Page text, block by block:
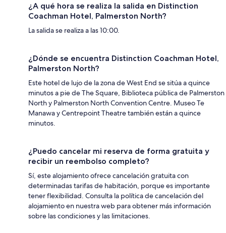
¿A qué hora se realiza la salida en Distinction
Coachman Hotel, Palmerston North?
La salida se realiza a las 10:00.
¿Dónde se encuentra Distinction Coachman Hotel,
Palmerston North?
Este hotel de lujo de la zona de West End se sitúa a quince
minutos a pie de The Square, Biblioteca pública de Palmerston
North y Palmerston North Convention Centre. Museo Te
Manawa y Centrepoint Theatre también están a quince
minutos.
¿Puedo cancelar mi reserva de forma gratuita y
recibir un reembolso completo?
Sí, este alojamiento ofrece cancelación gratuita con
determinadas tarifas de habitación, porque es importante
tener flexibilidad. Consulta la política de cancelación del
alojamiento en nuestra web para obtener más información
sobre las condiciones y las limitaciones.